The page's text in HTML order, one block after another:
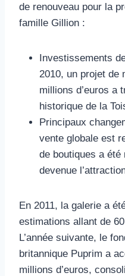
de renouveau pour la
famille Gillion :
Investissements
2010, un projet de
millions d’euros a
historique de la
Principaux
vente globale est
de boutiques a
devenue
En 2011, la galerie a
estimations allant de
L’année suivante, le
britannique Puprim a
millions d’euros,